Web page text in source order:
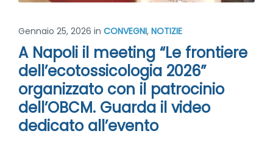
Gennaio 25, 2026 in CONVEGNI, NOTIZIE
A Napoli il meeting “Le frontiere
dell’ecotossicologia 2026”
organizzato con il patrocinio
dell’OBCM. Guarda il video
dedicato all’evento